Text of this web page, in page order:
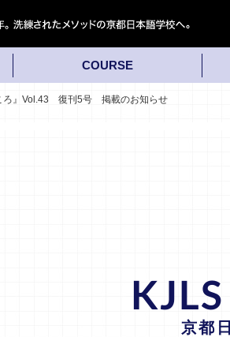
COURSE
ろ』Vol.43 復刊5号 掲載のお知らせ
京都